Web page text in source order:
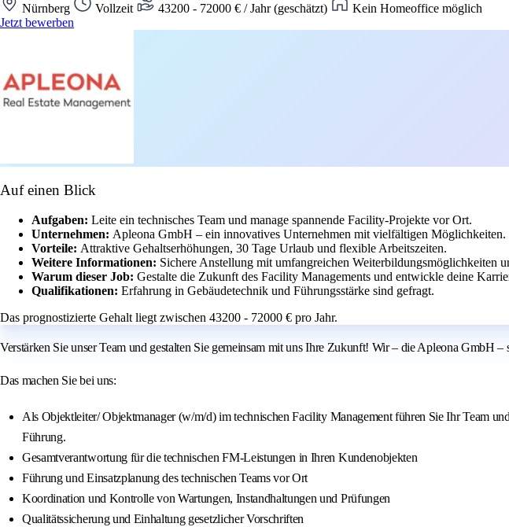
Nürnberg Vollzeit 43200 - 72000 € / Jahr (geschätzt)
Kein Homeoffice möglich
Jetzt bewerben
Auf einen Blick
Aufgaben: Leite ein technisches Team und manage spannende Facility-Projekte vor Ort.
Unternehmen: Apleona GmbH – ein innovatives Unternehmen mit vielfältigen Möglichkeiten.
Vorteile: Attraktive Gehaltserhöhungen, 30 Tage Urlaub und flexible Arbeitszeiten.
Weitere Informationen: Sichere Anstellung mit umfangreichen Weiterbildungsmöglichkeiten
Warum dieser Job: Gestalte die Zukunft des Facility Managements und entwickle deine
Qualifikationen: Erfahrung in Gebäudetechnik und Führungsstärke sind gefragt.
Das prognostizierte Gehalt liegt zwischen 43200 - 72000 € pro Jahr.
Verstärken Sie unser Team und gestalten Sie gemeinsam mit uns Ihre Zukunft! Wir – die Apleona GmbH
Das machen Sie bei uns:
Als Objektleiter/ Objektmanager (w/m/d) im technischen Facility Management führen Sie Ihr Team
Führung.
Gesamtverantwortung für die technischen FM-Leistungen in Ihren Kundenobjekten
Führung und Einsatzplanung des technischen Teams vor Ort
Koordination und Kontrolle von Wartungen, Instandhaltungen und Prüfungen
Qualitätssicherung und Einhaltung gesetzlicher Vorschriften